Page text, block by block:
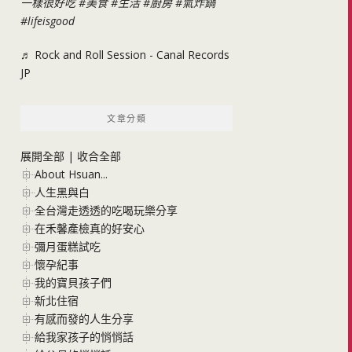
#lifeisgood
♬ Rock and Roll Session - Canal Records
JP
文章分類
展開全部 | 收合全部
About Hsuan...
人生黑與白
全台灣走透透的吃喝玩樂分享
在禾馨產檢真的好安心
彌月蛋糕試吃
懷孕紀事
我的寶貝孩子們
新北住宿
有感而發的人生分享
給我家孩子的悄悄話